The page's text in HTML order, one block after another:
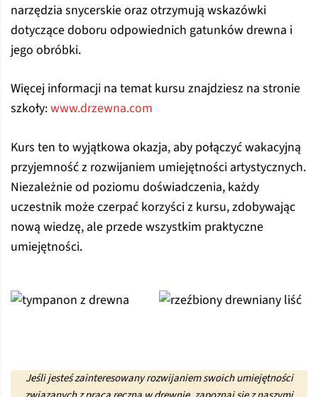
narzędzia snycerskie oraz otrzymują wskazówki
dotyczące doboru odpowiednich gatunków drewna i
jego obróbki.
Więcej informacji na temat kursu znajdziesz na stronie
szkoły:www.drzewna.com
Kurs ten to wyjątkowa okazja, aby połączyć wakacyjną
przyjemność z rozwijaniem umiejętności artystycznych.
Niezależnie od poziomu doświadczenia, każdy
uczestnik może czerpać korzyści z kursu, zdobywając
nową wiedzę, ale przede wszystkim praktyczne
umiejętności.
Jeśli jesteś zainteresowany rozwijaniem swoich umiejętności